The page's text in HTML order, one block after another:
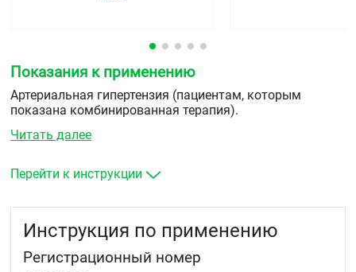
Показания к применению
Артериальная гипертензия (пациентам, которым
показана комбинированная терапия).
Читать далее
Перейти к инструкции
Инструкция по применению
Регистрационный номер